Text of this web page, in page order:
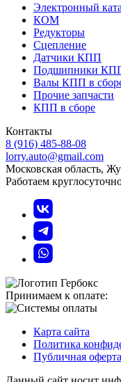
Электронный
КОМ
Редукторы
Сцепление
Датчики КПП
Подшипники
Валы КПП в
Прочие запчасти
КПП в сборе
Контакты
8 (916) 485-88-08
lorry.auto@gmail.com
Московская область,
Работаем
Принимаем к оплате:
Карта сайта
Политика
Публичная оферта